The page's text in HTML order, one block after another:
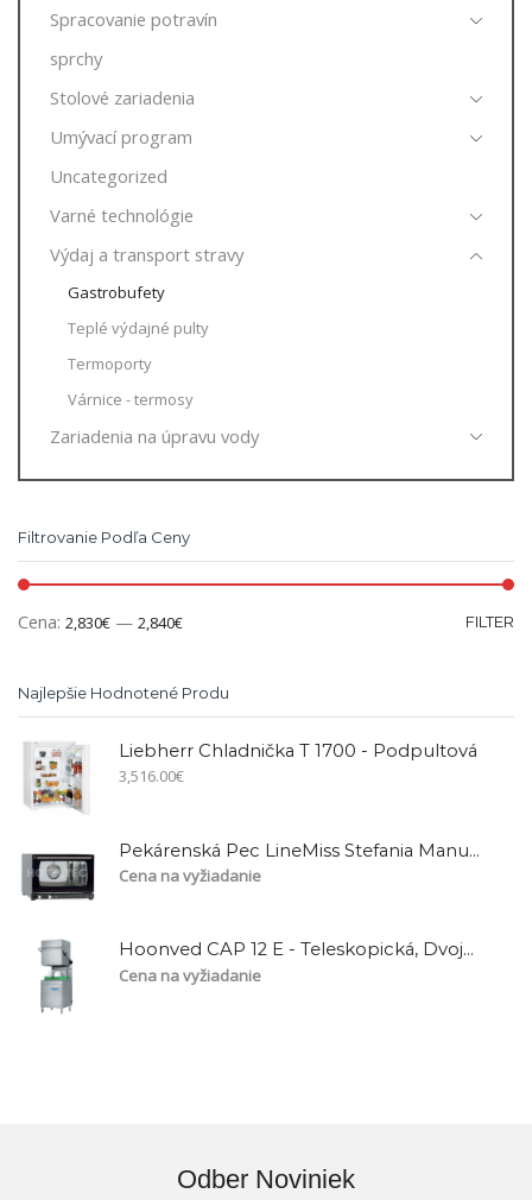
Spracovanie potravín
sprchy
Stolové zariadenia
Umývací program
Uncategorized
Varné technológie
Výdaj a transport stravy
Gastrobufety
Teplé výdajné pulty
Termoporty
Várnice - termosy
Zariadenia na úpravu vody
Filtrovanie Podľa Ceny
FILTER
Cena: 2,830€ — 2,840€
Najlepšie Hodnotené Produ
Liebherr Chladnička T 1700 - Podpultová
3,516.00€
Pekárenská Pec LineMiss Stefania Manual Elektro/XFT113
Cena na vyžiadanie
Hoonved CAP 12 E - Teleskopická, Dvojplášťová
Cena na vyžiadanie
Odber Noviniek